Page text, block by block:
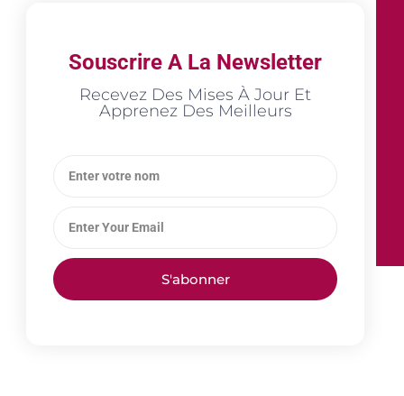
Souscrire A La Newsletter
Recevez Des Mises À Jour Et
Apprenez Des Meilleurs
S'abonner